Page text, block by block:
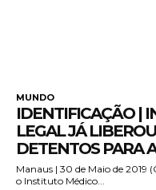
MUNDO
IDENTIFICAÇÃO |
LEGAL JÁ
DETENTOS PARA
Manaus | 30 de Maio de 2019 (Quinta-feira)
o Instituto Médico...